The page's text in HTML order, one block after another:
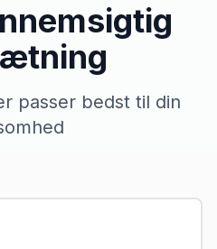
passer bedst til din